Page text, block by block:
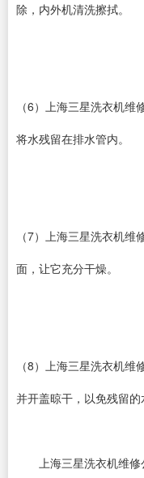
除，内外机清洗擦拭。
（6）上海三星洗衣机
将水残留在排水管内。
（7）上海三星洗衣机
面，让它充分干燥。
（8）上海三星洗衣机
并开盖晾干，以免残留的
上海三星洗衣机维修